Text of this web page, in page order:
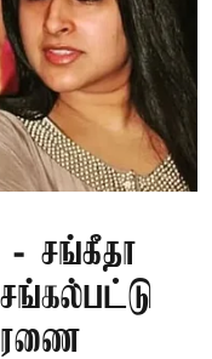
சங்கீதா